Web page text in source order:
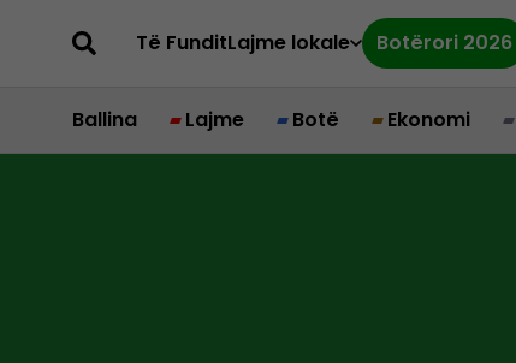
Të FunditLajme lokale Botërori 2026
Ballina Lajme Botë Ekonomi